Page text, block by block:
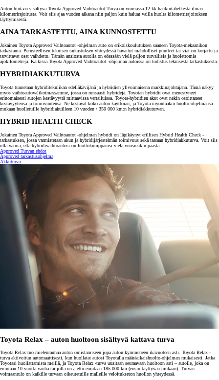
Auton hintaan sisältyvä Toyota Approved Vaihtoautot Turva on voimassa 12 kk hankintahetkestä ilman
kilometrirajoitusta. Voit siis ajaa vuoden aikana niin paljon kuin haluat vailla huolta kilometrirajoituksen
täyttymisestä.
AINA TARKASTETTU, AINA KUNNOSTETTU
Jokainen Toyota Approved Vaihtoautot -ohjelman auto on erikoiskoulutuksen saaneen Toyota-mekaanikon
tarkastama. Perusteellisen teknisen tarkastuksen yhteydessä havaitut mahdolliset puutteet tai viat on korjattu ja
tarvittavat osat vaihdettu. Tämän ansiosta autolla on edessään vielä paljon turvallisia ja huolettomia
ajokilometrejä. Kaikissa Toyota Approved Vaihtoautot -ohjelman autoissa on todistus teknisestä tarkastuksesta.
HYBRIDIAKKUTURVA
Toyota tunnetaan hybriditekniikan edelläkävijänä ja hybridien ylivoimaisena markkinajohtajana. Tämä näkyy
myös vaihtoautovalikoimassamme, jossa on runsaasti hybridejä. Toyotan hybridit ovat menestyneet
erinomaisesti autojen kestävyyttä mittaavissa vertailuissa. Toyota-hybridien akut ovat nekin osoittaneet
kestävyytensä ja toimivuutensa. Ne kestävät koko auton käyttöiän, ja Toyota myöntääkin huolto-ohjelmansa
mukaan huolletuille hybridiakuilleen 10 vuoden / 350 000 km:n hybridiakkuturvan.
HYBRID HEALTH CHECK
Jokainen Toyota Approved Vaihtoautot -ohjelman hybridi on läpikäynyt erillisen Hybrid Health Check -
tarkastuksen, jossa varmistetaan akun ja hybridijärjestelmän toimivuus sekä taataan hybridiakkuturva. Voit siis
olla varma, että hybridivaihtoautosi on luottokumppanisi vielä vuosienkin päästä.
Approved Turvan ehdot
Approved tarkastusohjelma
Akkuturva
Toyota Relax – auton huoltoon sisältyvä kattava turva
Toyota Relax tuo mielenrauhaa auton omistamiseen jopa auton kymmeneen ikävuoteen asti. Toyota Relax -
turva aktivoituu automaattisesti, kun huollatat autosi Toyotalla määräaikaishuolto-ohjelman mukaisesti. Jatka
Toyotasi huollattamista meillä, ja Toyota Relax -turva uusitaan seuraavaan huoltoon asti – autolle, joka on
enintään 10 vuotta vanha tai jolla on ajettu enintään 185 000 km (ensin täyttyvän mukaan). Turvan
voimaantulo on kaikille turvaan oikeutetuille malleille veloitukseton huollon yhteydessä.